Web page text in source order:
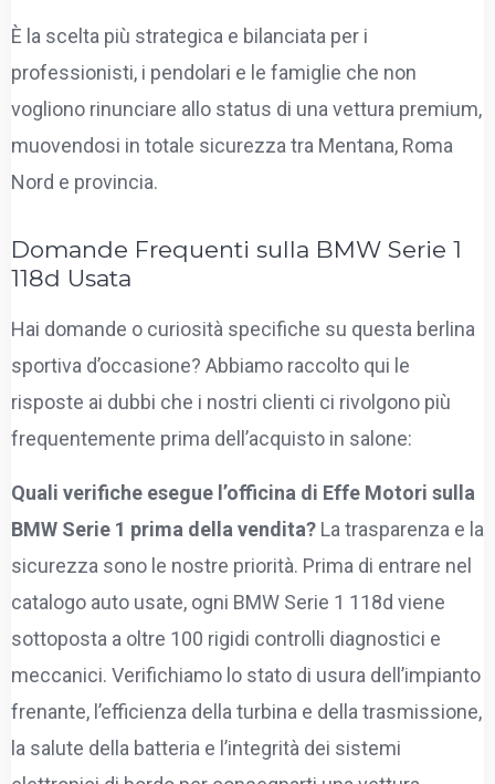
È la scelta più strategica e bilanciata per i
professionisti, i pendolari e le famiglie che non
vogliono rinunciare allo status di una vettura premium,
muovendosi in totale sicurezza tra Mentana, Roma
Nord e provincia.
Domande Frequenti sulla BMW Serie 1
118d Usata
Hai domande o curiosità specifiche su questa berlina
sportiva d’occasione? Abbiamo raccolto qui le
risposte ai dubbi che i nostri clienti ci rivolgono più
frequentemente prima dell’acquisto in salone:
Quali verifiche esegue l’officina di Effe Motori sulla
BMW Serie 1 prima della vendita? La trasparenza e la
sicurezza sono le nostre priorità. Prima di entrare nel
catalogo auto usate, ogni BMW Serie 1 118d viene
sottoposta a oltre 100 rigidi controlli diagnostici e
meccanici. Verifichiamo lo stato di usura dell’impianto
frenante, l’efficienza della turbina e della trasmissione,
la salute della batteria e l’integrità dei sistemi